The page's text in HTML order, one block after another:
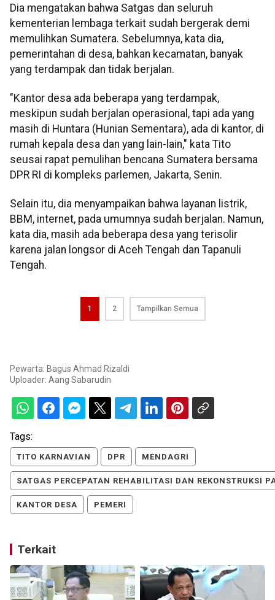
Dia mengatakan bahwa Satgas dan seluruh
kementerian lembaga terkait sudah bergerak demi
memulihkan Sumatera. Sebelumnya, kata dia,
pemerintahan di desa, bahkan kecamatan, banyak
yang terdampak dan tidak berjalan.
"Kantor desa ada beberapa yang terdampak,
meskipun sudah berjalan operasional, tapi ada yang
masih di Huntara (Hunian Sementara), ada di kantor, di
rumah kepala desa dan yang lain-lain," kata Tito
seusai rapat pemulihan bencana Sumatera bersama
DPR RI di kompleks parlemen, Jakarta, Senin.
Selain itu, dia menyampaikan bahwa layanan listrik,
BBM, internet, pada umumnya sudah berjalan. Namun,
kata dia, masih ada beberapa desa yang terisolir
karena jalan longsor di Aceh Tengah dan Tapanuli
Tengah.
1 2 Tampilkan Semua
Pewarta: Bagus Ahmad Rizaldi
Uploader: Aang Sabarudin
Tags:
TITO KARNAVIAN DPR MENDAGRI
SATGAS PERCEPATAN REHABILITASI DAN REKONSTRUKSI
KANTOR DESA PEMERI
Terkait